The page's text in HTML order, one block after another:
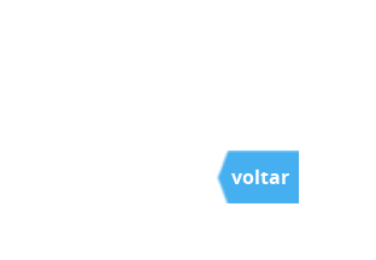
voltar